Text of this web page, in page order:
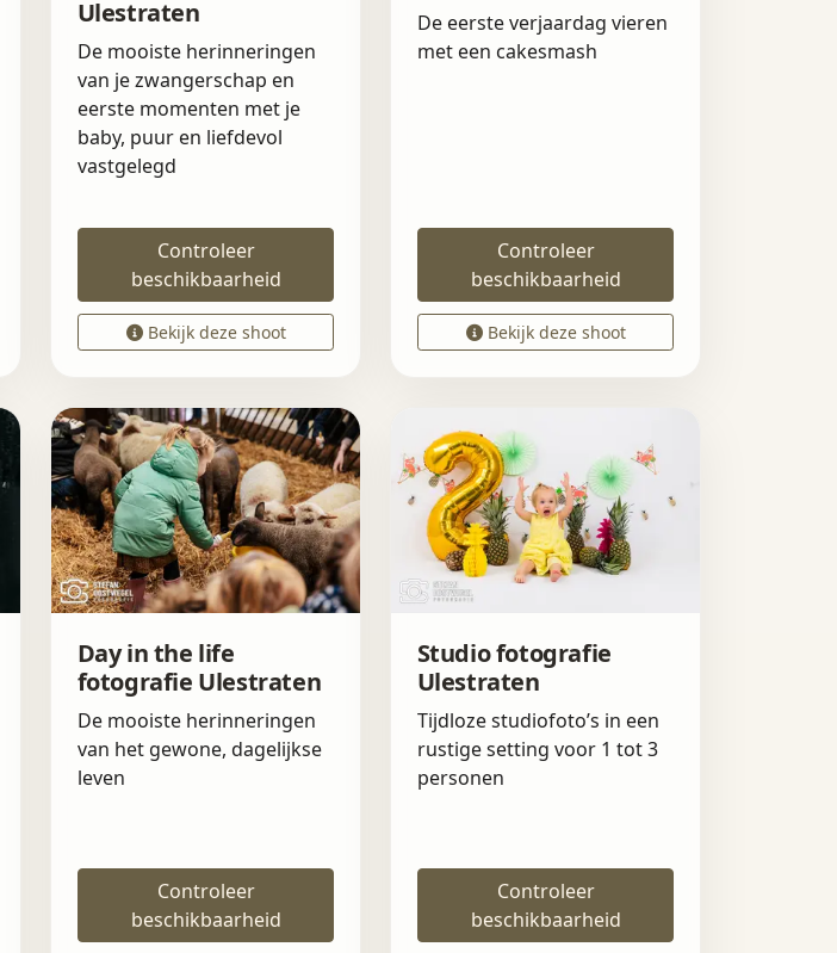
Ulestraten
De mooiste herinneringen
van je zwangerschap en
eerste momenten met je
baby, puur en liefdevol
vastgelegd
Controleer
beschikbaarheid
Bekijk deze shoot
De eerste verjaardag vieren
met een cakesmash
Controleer
beschikbaarheid
Bekijk deze shoot
Day in the life
fotografie Ulestraten
De mooiste herinneringen
van het gewone, dagelijkse
leven
Controleer
beschikbaarheid
Studio fotografie
Ulestraten
Tijdloze studiofoto’s in een
rustige setting voor 1 tot 3
personen
Controleer
beschikbaarheid